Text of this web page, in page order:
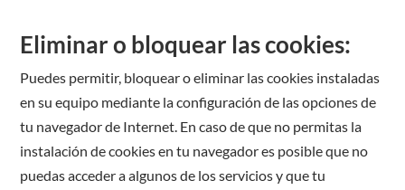
Eliminar o bloquear las cookies:
Puedes permitir, bloquear o eliminar las cookies instaladas
en su equipo mediante la configuración de las opciones de
tu navegador de Internet. En caso de que no permitas la
instalación de cookies en tu navegador es posible que no
puedas acceder a algunos de los servicios y que tu